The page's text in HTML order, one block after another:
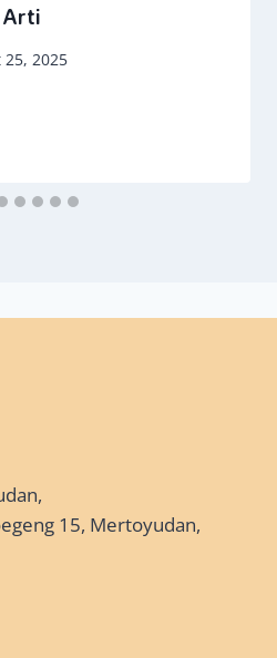
Arti
2025
15, Mertoyudan,